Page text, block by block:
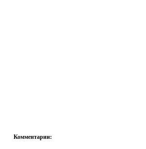
Комментарии: